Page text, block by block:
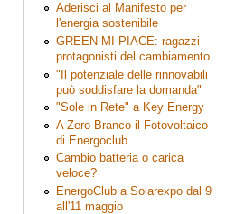
Aderisci al Manifesto per
l'energia sostenibile
GREEN MI PIACE: ragazzi
protagonisti del cambiamento
"Il potenziale delle rinnovabili
può soddisfare la domanda"
"Sole in Rete" a Key Energy
A Zero Branco il Fotovoltaico
di Energoclub
Cambio batteria o carica
veloce?
EnergoClub a Solarexpo dal 9
all'11 maggio